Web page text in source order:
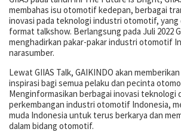
membahas isu otomotif kedepan, berbagai
inovasi pada teknologi industri otomotif, yang
format talkshow. Berlangsung pada Juli 2022
menghadirkan pakar-pakar industri otomotif
narasumber.
Lewat GIIAS Talk, GAIKINDO akan
inspirasi bagi semua pelaku dan pecinta
Menginformasikan berbagai inovasi teknologi
perkembangan industri otomotif Indonesia,
muda Indonesia untuk terus berkarya dan
dalam bidang otomotif.